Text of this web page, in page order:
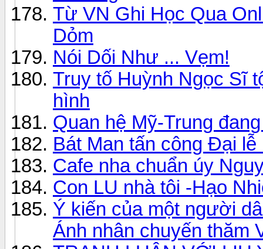
Từ VN Ghi Học Qua
Dỏm
Nói Dối Như ... Vẹm!
Truy tố Huỳnh Ngọc Sĩ
hình
Quan hệ Mỹ-Trung
Bát Man tấn công Đại lễ
Cafe nha chuẩn úy
Con LU nhà tôi -Hạo
Ý kiến của một người
Ánh nhân chuyến thăm